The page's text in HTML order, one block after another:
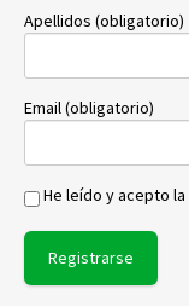
Apellidos (obligatorio)
Email (obligatorio)
He leído y acepto la